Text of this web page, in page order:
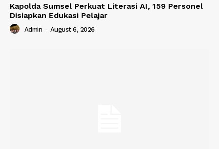
Kapolda Sumsel Perkuat Literasi AI, 159 Personel
Disiapkan Edukasi Pelajar
Admin - August 6, 2026